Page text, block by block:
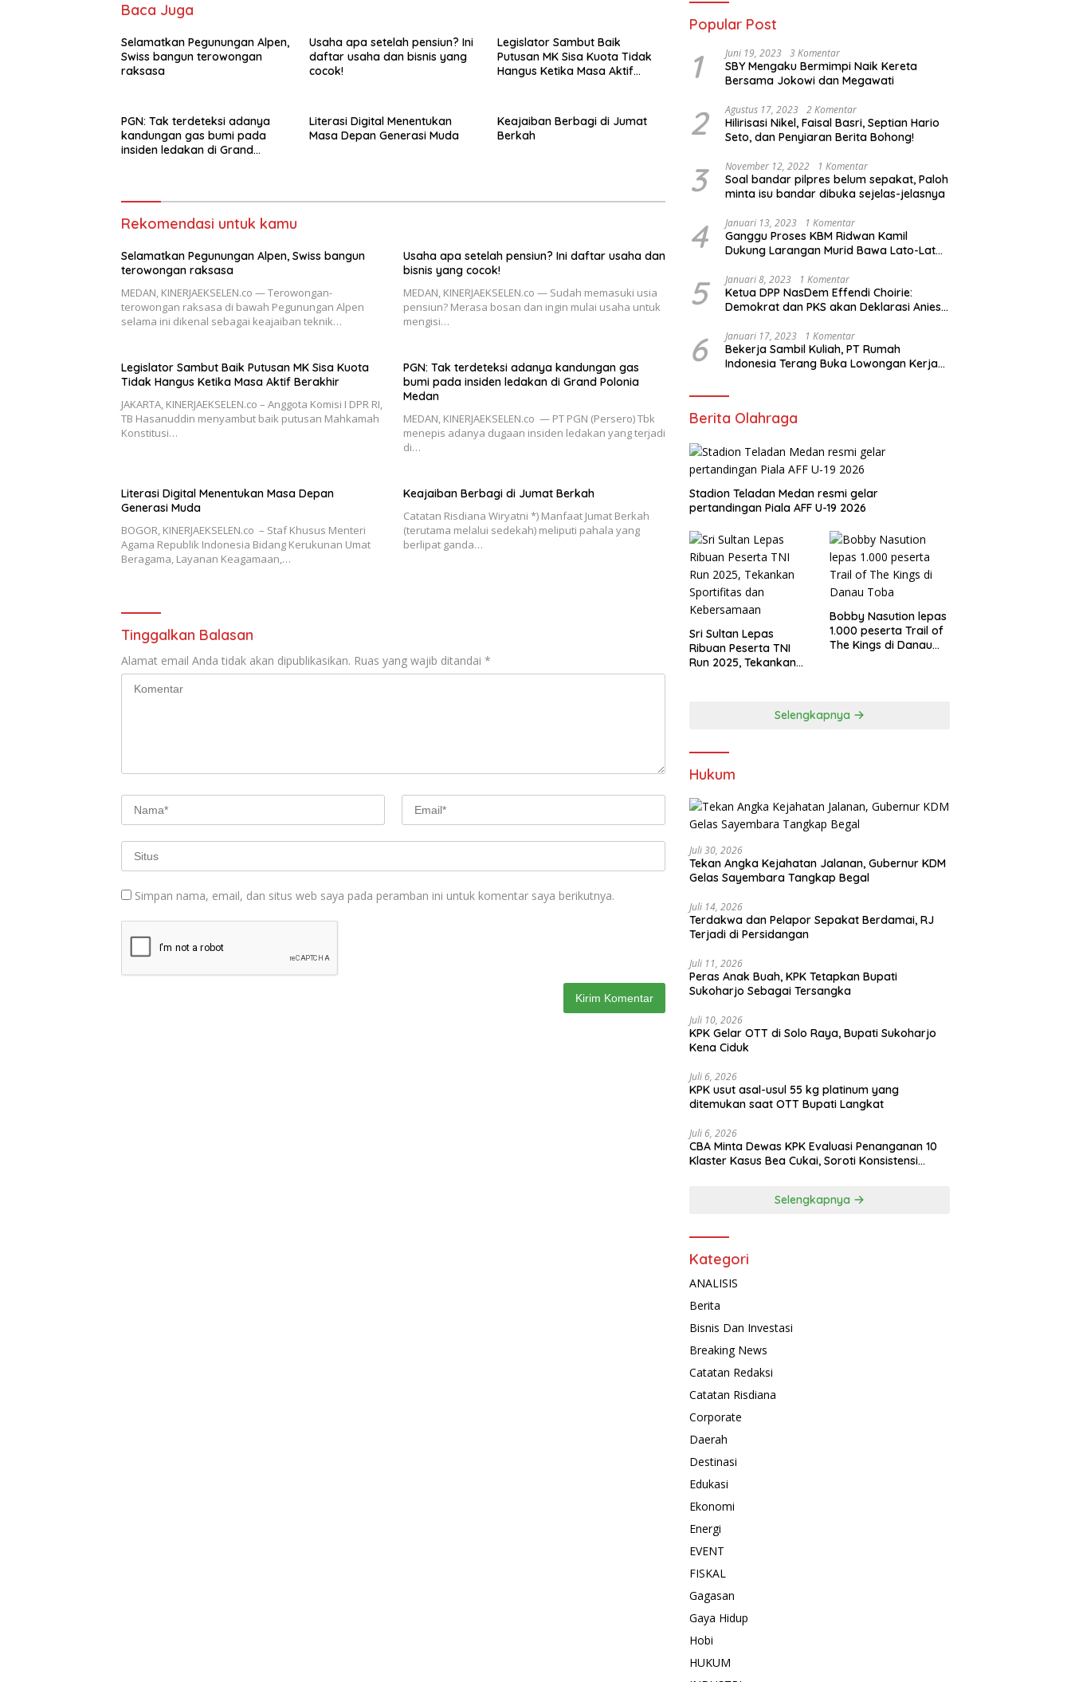
Baca Juga
Selamatkan Pegunungan Alpen,
Swiss bangun terowongan
raksasa
Usaha apa setelah pensiun? Ini
daftar usaha dan bisnis yang
cocok!
Legislator Sambut Baik
Putusan MK Sisa Kuota Tidak
Hangus Ketika Masa Aktif
PGN: Tak terdeteksi adanya
kandungan gas bumi pada
insiden ledakan di Grand
Literasi Digital Menentukan
Masa Depan Generasi Muda
Keajaiban Berbagi di Jumat
Berkah
Rekomendasi untuk kamu
Selamatkan Pegunungan Alpen, Swiss bangun
terowongan raksasa
MEDAN, KINERJAEKSELEN.co — Terowongan-
terowongan raksasa di bawah Pegunungan Alpen
selama ini dikenal sebagai keajaiban teknik…
Usaha apa setelah pensiun? Ini daftar usaha dan
bisnis yang cocok!
MEDAN, KINERJAEKSELEN.co — Sudah memasuki usia
pensiun? Merasa bosan dan ingin mulai usaha untuk
mengisi…
Legislator Sambut Baik Putusan MK Sisa Kuota
Tidak Hangus Ketika Masa Aktif Berakhir
JAKARTA, KINERJAEKSELEN.co – Anggota Komisi I DPR RI,
TB Hasanuddin menyambut baik putusan Mahkamah
Konstitusi…
PGN: Tak terdeteksi adanya kandungan gas
bumi pada insiden ledakan di Grand Polonia
Medan
MEDAN, KINERJAEKSELEN.co — PT PGN (Persero) Tbk
menepis adanya dugaan insiden ledakan yang terjadi
di…
Literasi Digital Menentukan Masa Depan
Generasi Muda
BOGOR, KINERJAEKSELEN.co – Staf Khusus Menteri
Agama Republik Indonesia Bidang Kerukunan Umat
Beragama, Layanan Keagamaan,…
Keajaiban Berbagi di Jumat Berkah
Catatan Risdiana Wiryatni *) Manfaat Jumat Berkah
(terutama melalui sedekah) meliputi pahala yang
berlipat ganda…
Tinggalkan Balasan
Alamat email Anda tidak akan dipublikasikan. Ruas yang wajib ditandai *
Simpan nama, email, dan situs web saya pada peramban ini untuk komentar saya berikutnya.
Popular Post
1 Juni 19, 2023 3 Komentar
SBY Mengaku Bermimpi Naik Kereta
Bersama Jokowi dan Megawati
2 Agustus 17, 2023 2 Komentar
Hilirisasi Nikel, Faisal Basri, Septian Hario
Seto, dan Penyiaran Berita Bohong!
3 November 12, 2022 1 Komentar
Soal bandar pilpres belum sepakat, Paloh
minta isu bandar dibuka sejelas-jelasnya
4 Januari 13, 2023 1 Komentar
Ganggu Proses KBM Ridwan Kamil
Dukung Larangan Murid Bawa Lato-Lato
5 Januari 8, 2023 1 Komentar
Ketua DPP NasDem Effendi Choirie:
Demokrat dan PKS akan Deklarasi Anies
6 Januari 17, 2023 1 Komentar
Bekerja Sambil Kuliah, PT Rumah
Indonesia Terang Buka Lowongan Kerja
Berita Olahraga
Stadion Teladan Medan resmi gelar
pertandingan Piala AFF U-19 2026
Sri Sultan Lepas
Ribuan Peserta TNI
Run 2025, Tekankan
Bobby Nasution lepas
1.000 peserta Trail of
The Kings di Danau
Selengkapnya
Hukum
Juli 30, 2026
Tekan Angka Kejahatan Jalanan, Gubernur KDM
Gelas Sayembara Tangkap Begal
Juli 14, 2026
Terdakwa dan Pelapor Sepakat Berdamai, RJ
Terjadi di Persidangan
Juli 11, 2026
Peras Anak Buah, KPK Tetapkan Bupati
Sukoharjo Sebagai Tersangka
Juli 10, 2026
KPK Gelar OTT di Solo Raya, Bupati Sukoharjo
Kena Ciduk
Juli 6, 2026
KPK usut asal-usul 55 kg platinum yang
ditemukan saat OTT Bupati Langkat
Juli 6, 2026
CBA Minta Dewas KPK Evaluasi Penanganan 10
Klaster Kasus Bea Cukai, Soroti Konsistensi
Selengkapnya
Kategori
ANALISIS
Berita
Bisnis Dan Investasi
Breaking News
Catatan Redaksi
Catatan Risdiana
Corporate
Daerah
Destinasi
Edukasi
Ekonomi
Energi
EVENT
FISKAL
Gagasan
Gaya Hidup
Hobi
HUKUM